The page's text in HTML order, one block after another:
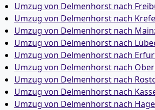
Umzug von Delmenhorst nach
Umzug von Delmenhorst nach
Umzug von Delmenhorst nach
Umzug von Delmenhorst nach
Umzug von Delmenhorst nach
Umzug von Delmenhorst nach
Umzug von Delmenhorst nach
Umzug von Delmenhorst nach
Umzug von Delmenhorst nach